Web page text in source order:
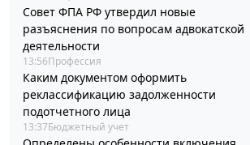
Совет ФПА РФ утвердил новые
разъяснения по вопросам адвокатской
деятельности
13:56Профессия
Каким документом оформить
реклассификацию задолженности
подотчетного лица
13:37Бюджетный учет